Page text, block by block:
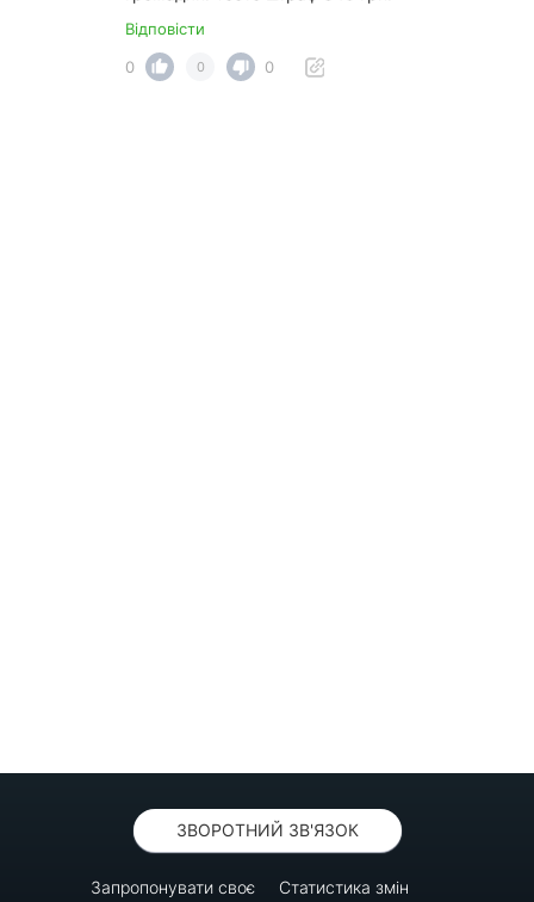
Відповісти
0
0 0
ЗВОРОТНИЙ ЗВ'ЯЗОК
Запропонувати своє
Статистика змін